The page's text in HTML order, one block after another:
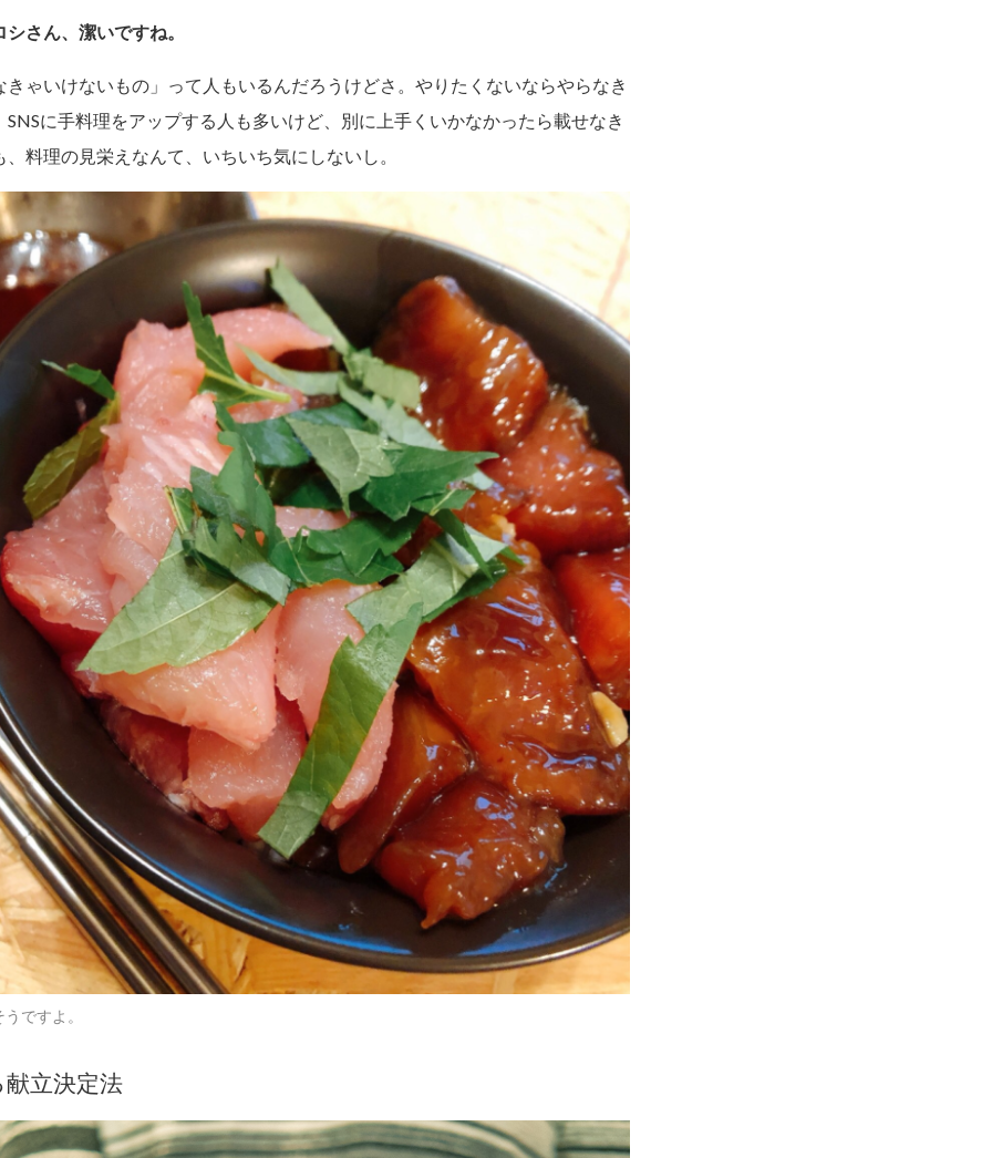
さん、潔いですね。
きゃいけないもの」って人もいるんだろうけどさ。やりたくないならやらなき
に手料理をアップする人も多いけど、別に上手くいかなかったら載せなき
料理の見栄えなんて、いちいち気にしないし。
ですよ。
立決定法